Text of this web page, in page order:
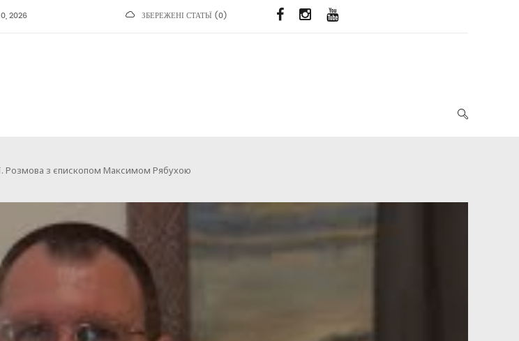
2026 ЗБЕРЕЖЕНІ СТАТЬЇ (0)
Розмова з єпископом Максимом Рябухою